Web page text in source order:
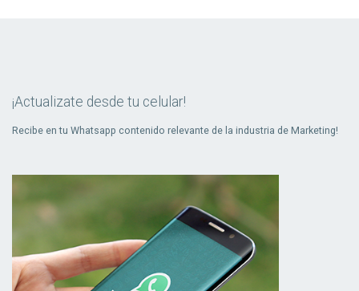
¡Actualizate desde tu celular!
Recibe en tu Whatsapp contenido relevante de la industria de Marketing!